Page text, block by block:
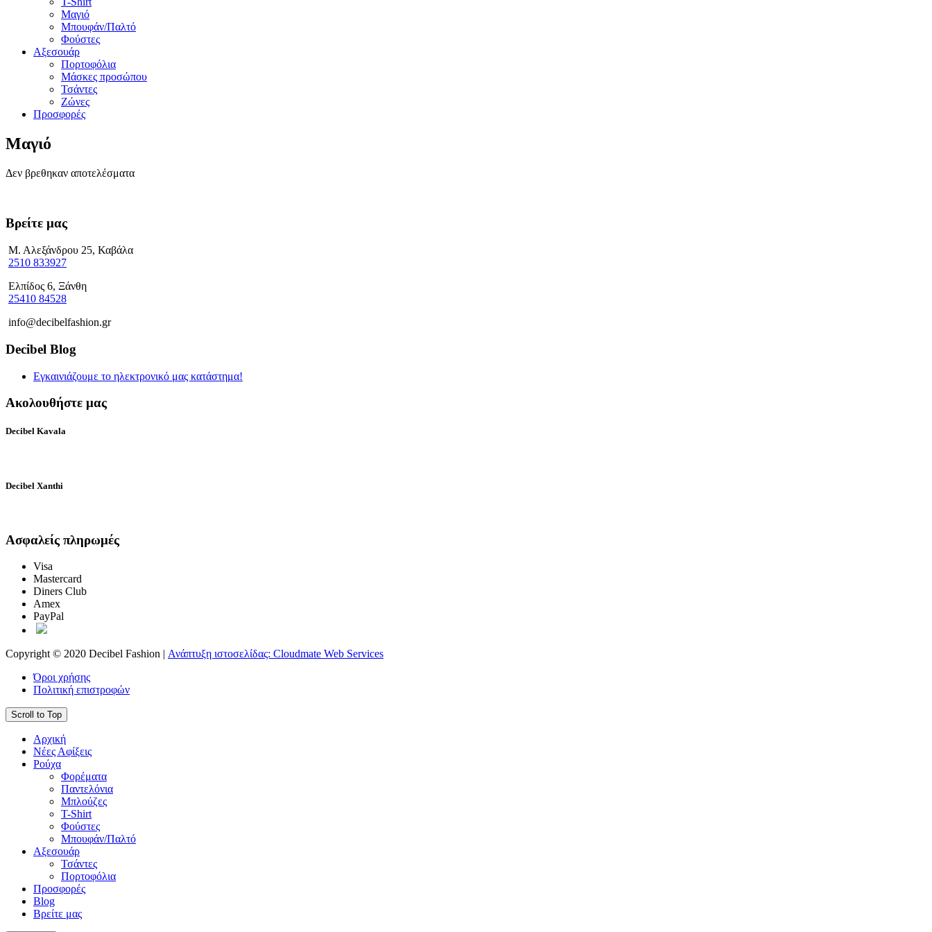
Μαγιό
Μπουφάν/Παλτό
Φούστες
Αξεσουάρ
Πορτοφόλια
Μάσκες προσώπου
Τσάντες
Ζώνες
Προσφορές
Μαγιό
Δεν βρεθηκαν αποτελέσματα
Βρείτε μας
Μ. Αλεξάνδρου 25, Καβάλα
2510 833927
Ελπίδος 6, Ξάνθη
25410 84528
info@decibelfashion.gr
Decibel Blog
Εγκαινιάζουμε το ηλεκτρονικό μας κατάστημα!
Ακολουθήστε μας
Decibel Kavala
Decibel Xanthi
Ασφαλείς πληρωμές
Visa
Mastercard
Diners Club
Amex
PayPal
Copyright © 2020 Decibel Fashion | Ανάπτυξη ιστοσελίδας: Cloudmate Web Services
Όροι χρήσης
Πολιτική επιστροφών
Scroll to Top
Αρχική
Νέες Αφίξεις
Ρούχα
Φορέματα
Παντελόνια
Μπλούζες
T-Shirt
Φούστες
Μπουφάν/Παλτό
Αξεσουάρ
Τσάντες
Πορτοφόλια
Προσφορές
Blog
Βρείτε μας